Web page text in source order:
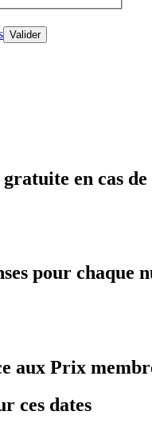
Valider
en cas
pour chaque
aux Prix
ces dates